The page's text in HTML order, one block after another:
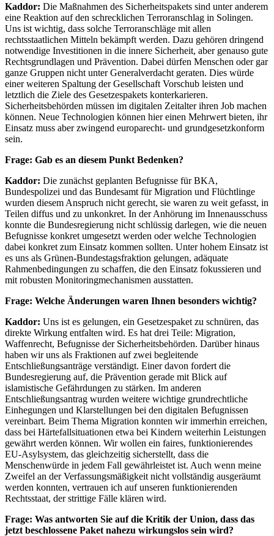
Kaddor: Die Maßnahmen des Sicherheitspakets sind unter anderem
eine Reaktion auf den schrecklichen Terroranschlag in Solingen.
Uns ist wichtig, dass solche Terroranschläge mit allen
rechtsstaatlichen Mitteln bekämpft werden. Dazu gehören dringend
notwendige Investitionen in die innere Sicherheit, aber genauso gute
Rechtsgrundlagen und Prävention. Dabei dürfen Menschen oder gar
ganze Gruppen nicht unter Generalverdacht geraten. Dies würde
einer weiteren Spaltung der Gesellschaft Vorschub leisten und
letztlich die Ziele des Gesetzespakets konterkarieren.
Sicherheitsbehörden müssen im digitalen Zeitalter ihren Job machen
können. Neue Technologien können hier einen Mehrwert bieten, ihr
Einsatz muss aber zwingend europarecht- und grundgesetzkonform
sein.
Frage: Gab es an diesem Punkt Bedenken?
Kaddor: Die zunächst geplanten Befugnisse für BKA,
Bundespolizei und das Bundesamt für Migration und Flüchtlinge
wurden diesem Anspruch nicht gerecht, sie waren zu weit gefasst, in
Teilen diffus und zu unkonkret. In der Anhörung im Innenausschuss
konnte die Bundesregierung nicht schlüssig darlegen, wie die neuen
Befugnisse konkret umgesetzt werden oder welche Technologien
dabei konkret zum Einsatz kommen sollten. Unter hohem Einsatz ist
es uns als Grünen-Bundestagsfraktion gelungen, adäquate
Rahmenbedingungen zu schaffen, die den Einsatz fokussieren und
mit robusten Monitoringmechanismen ausstatten.
Frage: Welche Änderungen waren Ihnen besonders wichtig?
Kaddor: Uns ist es gelungen, ein Gesetzespaket zu schnüren, das
direkte Wirkung entfalten wird. Es hat drei Teile: Migration,
Waffenrecht, Befugnisse der Sicherheitsbehörden. Darüber hinaus
haben wir uns als Fraktionen auf zwei begleitende
Entschließungsanträge verständigt. Einer davon fordert die
Bundesregierung auf, die Prävention gerade mit Blick auf
islamistische Gefährdungen zu stärken. Im anderen
Entschließungsantrag wurden weitere wichtige grundrechtliche
Einhegungen und Klarstellungen bei den digitalen Befugnissen
vereinbart. Beim Thema Migration konnten wir immerhin erreichen,
dass bei Härtefallsituationen etwa bei Kindern weiterhin Leistungen
gewährt werden können. Wir wollen ein faires, funktionierendes
EU-Asylsystem, das gleichzeitig sicherstellt, dass die
Menschenwürde in jedem Fall gewährleistet ist. Auch wenn meine
Zweifel an der Verfassungsmäßigkeit nicht vollständig ausgeräumt
werden konnten, vertrauen ich auf unseren funktionierenden
Rechtsstaat, der strittige Fälle klären wird.
Frage: Was antworten Sie auf die Kritik der Union, dass das
jetzt beschlossene Paket nahezu wirkungslos sein wird?